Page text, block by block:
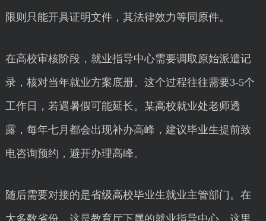
限则只能开具证明文件，其法律效力等同原件。
在高校审核阶段，就业指导中心需要调取原始派遣记
录，核对当年就业方案底册。这个过程往往需要3-5个
工作日，若遇暑假可能延长。某高校就业处老师透
露，每年七月都会出现补办高峰，建议毕业生提前致
电咨询预约，避开办理高峰。
随后需要对接的是省级高校毕业生就业主管部门。在
大多数省份，这是教育厅下属的就业指导中心。这里